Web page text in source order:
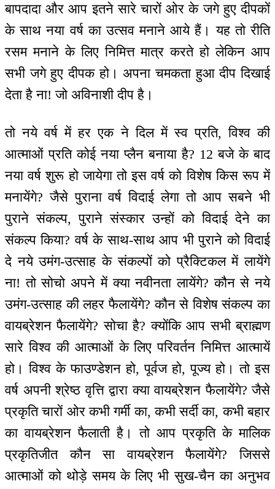
बापदादा और आप इतने सारे चारों ओर के जगे हुए दीपकों
के साथ नया वर्ष का उत्सव मनाने आये हैं। यह तो रीति
रसम मनाने के लिए निमित्त मात्र करते हो लेकिन आप
सभी जगे हुए दीपक हो। अपना चमकता हुआ दीप दिखाई
देता है ना! जो अविनाशी दीप है।
तो नये वर्ष में हर एक ने दिल में स्व प्रति, विश्व की
आत्माओं प्रति कोई नया प्लैन बनाया है? 12 बजे के बाद
नया वर्ष शुरू हो जायेगा तो इस वर्ष को विशेष किस रूप में
मनायेंगे? जैसे पुराना वर्ष विदाई लेगा तो आप सबने भी
पुराने संकल्प, पुराने संस्कार उन्हों को विदाई देने का
संकल्प किया? वर्ष के साथ-साथ आप भी पुराने को विदाई
दे नये उमंग-उत्साह के संकल्पों को प्रैक्टिकल में लायेंगे
ना! तो सोचो अपने में क्या नवीनता लायेंगे? कौन से नये
उमंग-उत्साह की लहर फैलायेंगे? कौन से विशेष संकल्प का
वायब्रेशन फैलायेंगे? सोचा है? क्योंकि आप सभी ब्राह्मण
सारे विश्व की आत्माओं के लिए परिवर्तन निमित्त आत्मायें
हो। विश्व के फाउण्डेशन हो, पूर्वज हो, पूज्य हो। तो इस
वर्ष अपनी श्रेष्ठ वृत्ति द्वारा क्या वायब्रेशन फैलायेंगे? जैसे
प्रकृति चारों ओर कभी गर्मी का, कभी सर्दी का, कभी बहार
का वायब्रेशन फैलाती है। तो आप प्रकृति के मालिक
प्रकृतिजीत कौन सा वायब्रेशन फैलायेंगे? जिससे
आत्माओं को थोड़े समय के लिए भी सुख-चैन का अनुभव